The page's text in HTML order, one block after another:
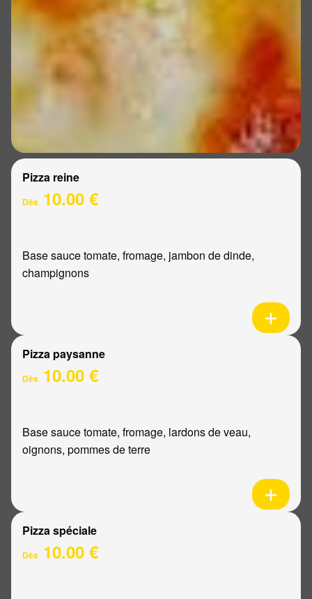
Pizza reine
Dès 10.00 €
Base sauce tomate, fromage, jambon de dinde,
champignons
Pizza paysanne
Dès 10.00 €
Base sauce tomate, fromage, lardons de veau,
oignons, pommes de terre
Pizza spéciale
Dès 10.00 €